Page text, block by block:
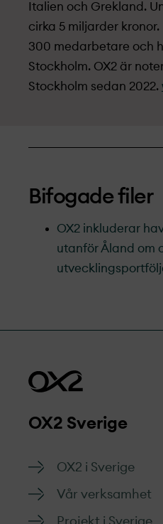
Italien och Grekland.
cirka 5 miljarder
300 medarbetare och
Stockholm. OX2 är
Stockholm sedan 2022.
Bifogade filer
OX2 inkluderar
utanför Åland om
OX2 Sverige
OX2 i Sverige
Vår verksamhet
Projekt­ i Sverige